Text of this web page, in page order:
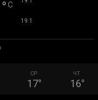
° C
19.1
СР
17°
ЧТ
16°